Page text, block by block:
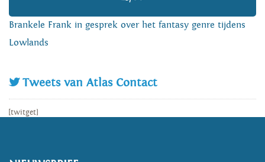
Brankele Frank in gesprek over het fantasy genre tijdens
Lowlands
Tweets van Atlas Contact
[twitget]